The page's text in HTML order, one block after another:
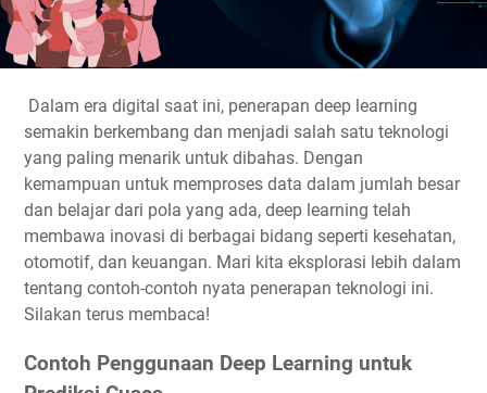
Dalam era digital saat ini, penerapan deep learning
semakin berkembang dan menjadi salah satu teknologi
yang paling menarik untuk dibahas. Dengan
kemampuan untuk memproses data dalam jumlah besar
dan belajar dari pola yang ada, deep learning telah
membawa inovasi di berbagai bidang seperti kesehatan,
otomotif, dan keuangan. Mari kita eksplorasi lebih dalam
tentang contoh-contoh nyata penerapan teknologi ini.
Silakan terus membaca!
Contoh Penggunaan Deep Learning untuk